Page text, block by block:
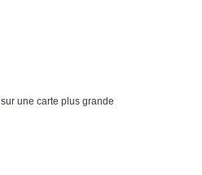
sur une carte plus grande